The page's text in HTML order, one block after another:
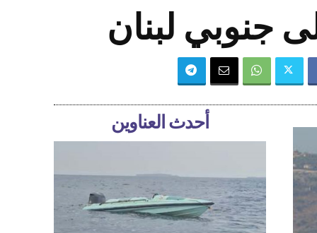
جنوبي لبنان
أحدث العناوين